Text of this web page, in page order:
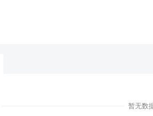
暂无数